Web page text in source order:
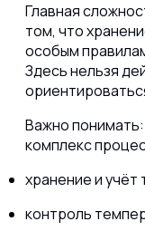
Главная
том, что
особым
Здесь нельзя
Важно понимать:
комплекс
хранение и учёт
контроль